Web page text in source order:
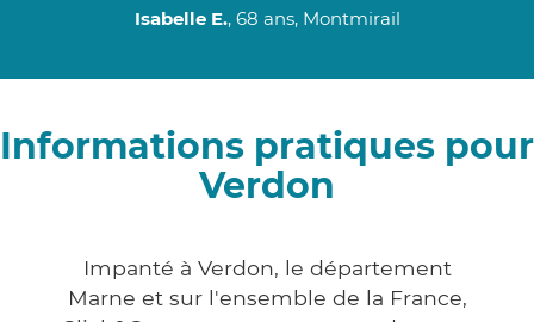
Isabelle E., 68 ans, Montmirail
Informations pratiques pour
Verdon
Impanté à Verdon, le département
Marne et sur l'ensemble de la France,